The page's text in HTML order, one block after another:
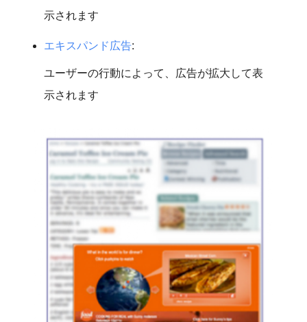
示されます
エキスパンド広告:
ユーザーの行動によって、広告が拡大して表
示されます